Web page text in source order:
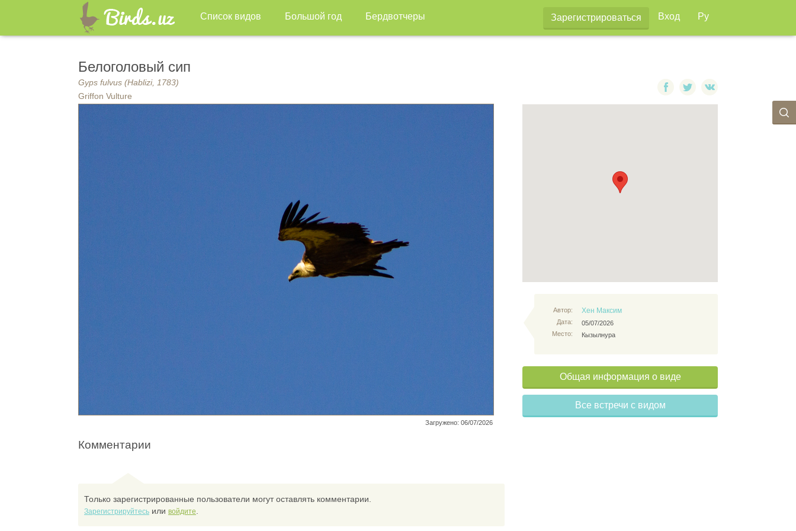
Список видов Большой год Бердвотчеры Зарегистрироваться Вход Ру
Белоголовый сип
Gyps fulvus (Hablizi, 1783)
Griffon Vulture
Загружено: 06/07/2026
Автор:
Дата:
Место:
Хен Максим
05/07/2026
Кызылнура
Общая информация о виде
Все встречи с видом
Комментарии
Только зарегистрированные пользователи могут оставлять комментарии.
Зарегистрируйтесь или войдите